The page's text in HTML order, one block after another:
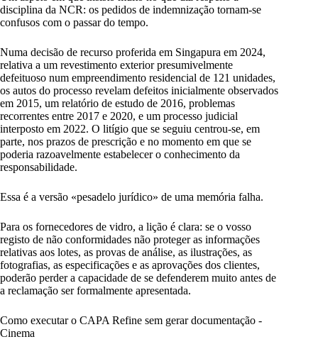
disciplina da NCR: os pedidos de indemnização tornam-se
confusos com o passar do tempo.
Numa decisão de recurso proferida em Singapura em 2024,
relativa a um revestimento exterior presumivelmente
defeituoso num empreendimento residencial de 121 unidades,
os autos do processo revelam defeitos inicialmente observados
em 2015, um relatório de estudo de 2016, problemas
recorrentes entre 2017 e 2020, e um processo judicial
interposto em 2022. O litígio que se seguiu centrou-se, em
parte, nos prazos de prescrição e no momento em que se
poderia razoavelmente estabelecer o conhecimento da
responsabilidade.
Essa é a versão «pesadelo jurídico» de uma memória falha.
Para os fornecedores de vidro, a lição é clara: se o vosso
registo de não conformidades não proteger as informações
relativas aos lotes, as provas de análise, as ilustrações, as
fotografias, as especificações e as aprovações dos clientes,
poderão perder a capacidade de se defenderem muito antes de
a reclamação ser formalmente apresentada.
Como executar o CAPA Refine sem gerar documentação -
Cinema